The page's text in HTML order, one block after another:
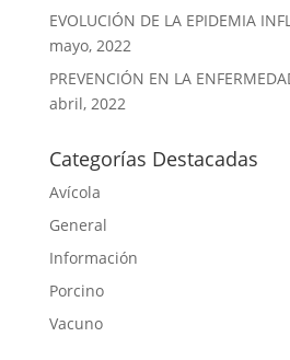
EVOLUCIÓN DE LA EPIDEMIA
mayo, 2022
PREVENCIÓN EN LA
abril, 2022
Categorías Destacadas
Avícola
General
Información
Porcino
Vacuno